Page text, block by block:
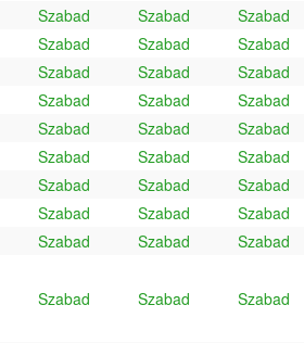
Szabad Szabad
Szabad
Szabad Szabad
Szabad
Szabad Szabad
Szabad
Szabad Szabad
Szabad
Szabad Szabad
Szabad
Szabad Szabad
Szabad
Szabad Szabad
Szabad
Szabad Szabad
Szabad
Szabad Szabad
Szabad
Szabad Szabad Szabad